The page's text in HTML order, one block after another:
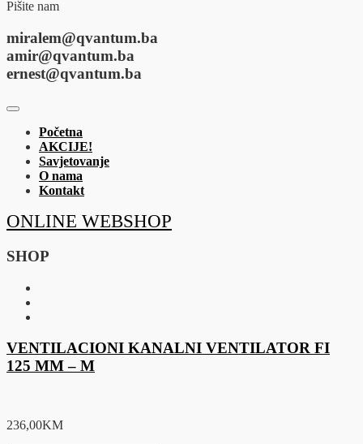
Pišite nam
miralem@qvantum.ba
amir@qvantum.ba
ernest@qvantum.ba
Početna
AKCIJE!
Savjetovanje
O nama
Kontakt
ONLINE WEBSHOP
SHOP
VENTILACIONI KANALNI VENTILATOR FI
125 MM – M
236,00KM